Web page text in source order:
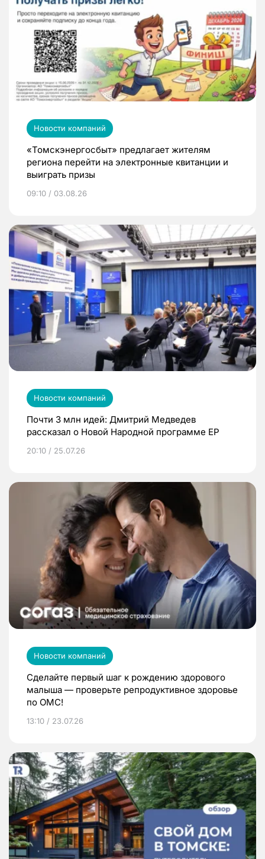
Новости компаний
«Томскэнергосбыт» предлагает жителям
региона перейти на электронные квитанции и
выиграть призы
09:10 / 03.08.26
Новости компаний
Почти 3 млн идей: Дмитрий Медведев
рассказал о Новой Народной программе ЕР
20:10 / 25.07.26
Новости компаний
Сделайте первый шаг к рождению здорового
малыша — проверьте репродуктивное здоровье
по ОМС!
13:10 / 23.07.26